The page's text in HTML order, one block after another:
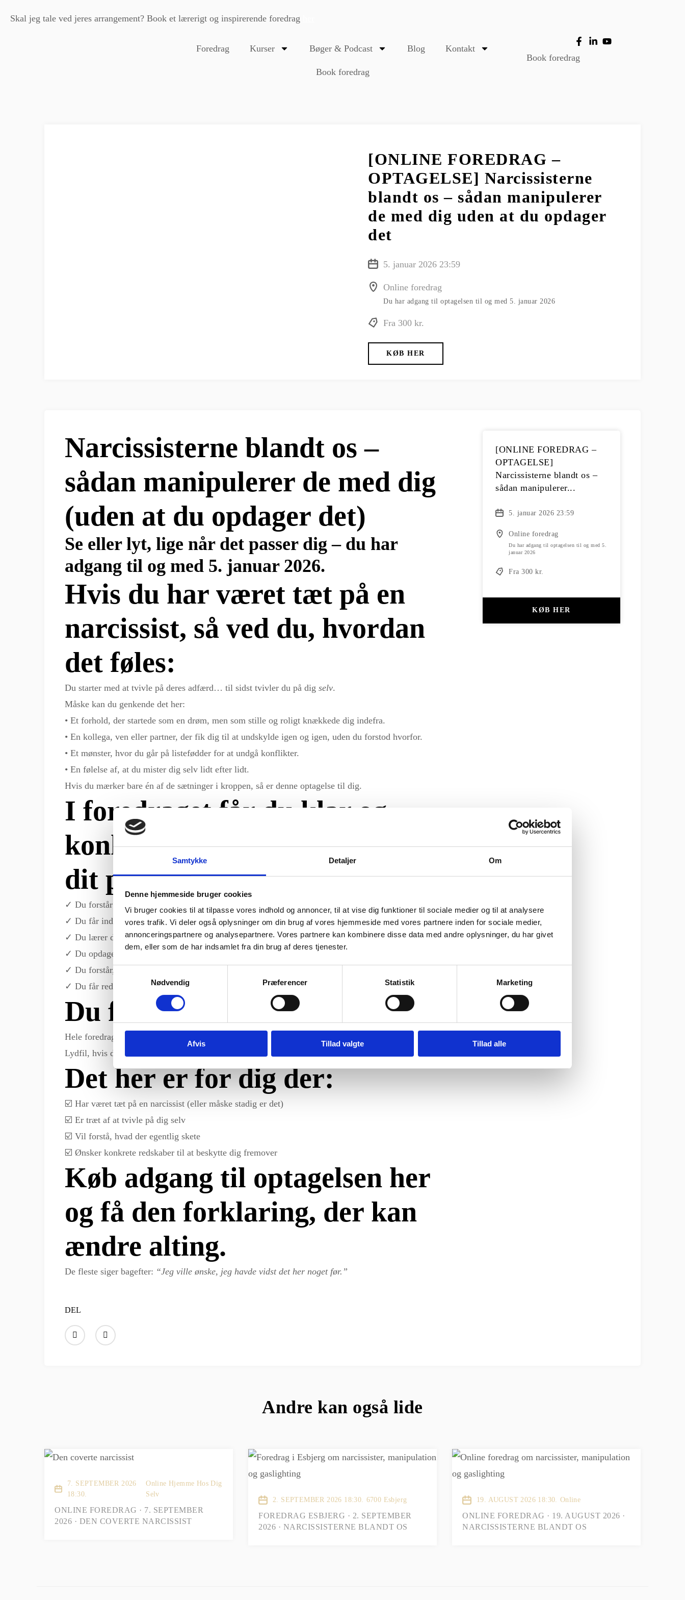
Samtykke Detaljer Om
Denne hjemmeside bruger cookies
Vi bruger cookies til at tilpasse vores indhold og annoncer, til at vise dig funktioner til sociale medier og til at analysere
vores trafik. Vi deler også oplysninger om din brug af vores hjemmeside med vores partnere inden for sociale medier,
annonceringspartnere og analysepartnere. Vores partnere kan kombinere disse data med andre oplysninger, du har givet
dem, eller som de har indsamlet fra din brug af deres tjenester.
Samtykkevalg
Nødvendig
Præferencer Statistik Marketing
Afvis Tillad valgte Tillad alle
Skal jeg tale ved jeres arrangement? Book et lærerigt og inspirerende foredrag
Foredrag Kurser Bøger & Podcast Blog Kontakt
Book foredrag
Book foredrag
[ONLINE FOREDRAG –
OPTAGELSE] Narcissisterne
blandt os – sådan manipulerer
de med dig uden at du opdager
det
5. januar 2026 23:59
Online foredrag
Du har adgang til optagelsen til og med 5. januar 2026
Fra 300 kr.
KØB HER
Narcissisterne blandt os –
sådan manipulerer de med dig
(uden at du opdager det)
Se eller lyt, lige når det passer dig – du har
adgang til og med 5. januar 2026.
Hvis du har været tæt på en
narcissist, så ved du, hvordan
det føles:
Du starter med at tvivle på deres adfærd… til sidst tvivler du på dig selv.
Måske kan du genkende det her:
• Et forhold, der startede som en drøm, men som stille og roligt knækkede dig indefra.
• En kollega, ven eller partner, der fik dig til at undskylde igen og igen, uden du forstod hvorfor.
• Et mønster, hvor du går på listefødder for at undgå konflikter.
• En følelse af, at du mister dig selv lidt efter lidt.
Hvis du mærker bare én af de sætninger i kroppen, så er denne optagelse til dig.
I foredraget får du klar og
konkret viden, der kan ændre
dit perspektiv for altid:
✓ Du forstår narcissistens spil og hvorfor
de virker så charmerende i starten
✓ Du får indsigt i de 3 faser i et narcissistisk forhold
✓ Du lærer deres mest brugte manipulationsteknikker at kende
✓ Du opdager, hvem narcissister typisk tiltrækkes af (og hvorfor det ofte er empatiske mennesker)
✓ Du forstår, hvorfor det er så svært at gå og hvad der holder dig fanget
✓ Du får redskaber til at beskytte dig selv og genfinde dig selv
Du får adgang til:
Hele foredraget som video
Lydfil, hvis du hellere vil lytte uden skærm
Det her er for dig der:
☑️ Har været tæt på en narcissist (eller måske stadig er det)
☑️ Er træt af at tvivle på dig selv
☑️ Vil forstå, hvad der egentlig skete
☑️ Ønsker konkrete redskaber til at beskytte dig fremover
Køb adgang til optagelsen her
og få den forklaring, der kan
ændre alting.
De fleste siger bagefter: “Jeg ville ønske, jeg havde vidst det her noget før.”
DEL
[ONLINE FOREDRAG –
OPTAGELSE]
Narcissisterne blandt os –
sådan manipulerer...
5. januar 2026 23:59
Online foredrag
Du har adgang til optagelsen til og med 5.
januar 2026
Fra 300 kr.
KØB HER
Andre kan også lide
7. SEPTEMBER 2026
18:30.
Online Hjemme Hos Dig
Selv
ONLINE FOREDRAG · 7. SEPTEMBER
2026 · DEN COVERTE NARCISSIST
2. SEPTEMBER 2026 18:30. 6700 Esbjerg
FOREDRAG ESBJERG · 2. SEPTEMBER
2026 · NARCISSISTERNE BLANDT OS
19. AUGUST 2026 18:30. Online
ONLINE FOREDRAG · 19. AUGUST 2026 ·
NARCISSISTERNE BLANDT OS